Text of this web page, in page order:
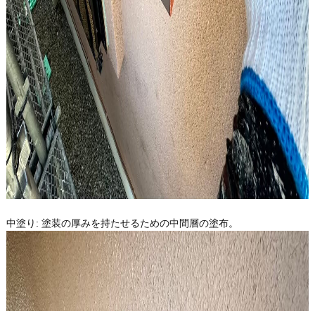
中塗り: 塗装の厚みを持たせるための中間層の塗布。